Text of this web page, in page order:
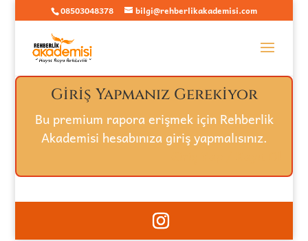
08503048378 bilgi@rehberlikakademisi.com
Giriş Yapmanız Gerekiyor
Bu premium rapora erişmek için Rehberlik
Akademisi hesabınıza giriş yapmalısınız.